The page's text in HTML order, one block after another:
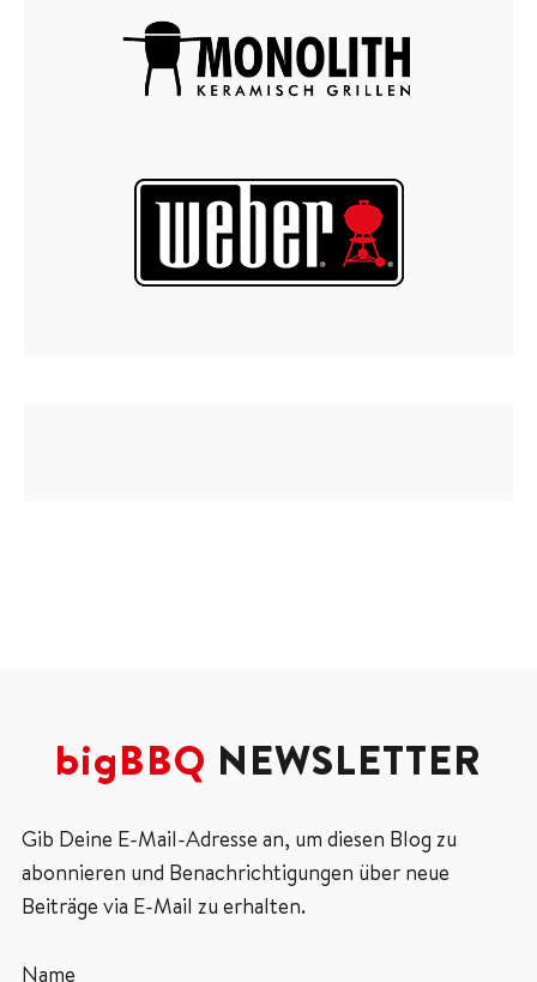
bigBBQ NEWSLETTER
Gib Deine E-Mail-Adresse an, um diesen Blog zu
abonnieren und Benachrichtigungen über neue
Beiträge via E-Mail zu erhalten.
Name